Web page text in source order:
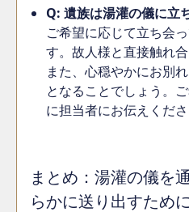
Q: 遺族は湯灌の儀に立
ご希望に応じて立ち会
す。故人様と直接触れ
また、心穏やかにお別
となることでしょう。
に担当者にお伝えくださ
まとめ：湯灌の儀を
らかに送り出すために